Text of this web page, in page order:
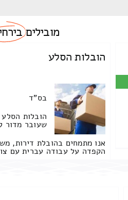
מובילים
הובלות הסלע
בס"ד
הובלות
שעובר מדור
אנו מתמחים בהובלת דירות,
הקפדה על עבודה עברית עם